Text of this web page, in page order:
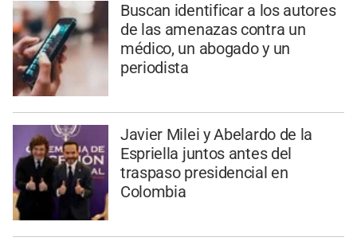
Buscan identificar a los autores
de las amenazas contra un
médico, un abogado y un
periodista
Javier Milei y Abelardo de la
Espriella juntos antes del
traspaso presidencial en
Colombia